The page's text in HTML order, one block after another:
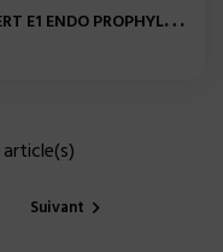
I
NSERT E1 ENDO PROPHYLAXIE...
Suivant 